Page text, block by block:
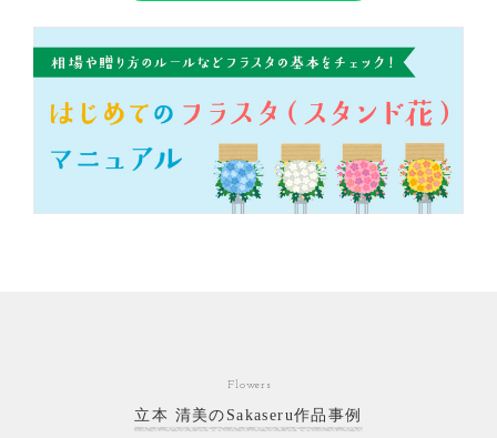
Flowers
立本 清美のSakaseru作品事例